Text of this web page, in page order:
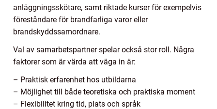
anläggningsskötare, samt riktade kurser för exempelvis
föreståndare för brandfarliga varor eller
brandskyddssamordnare.
Val av samarbetspartner spelar också stor roll. Några
faktorer som är värda att väga in är:
– Praktisk erfarenhet hos utbildarna
– Möjlighet till både teoretiska och praktiska moment
– Flexibilitet kring tid, plats och språk